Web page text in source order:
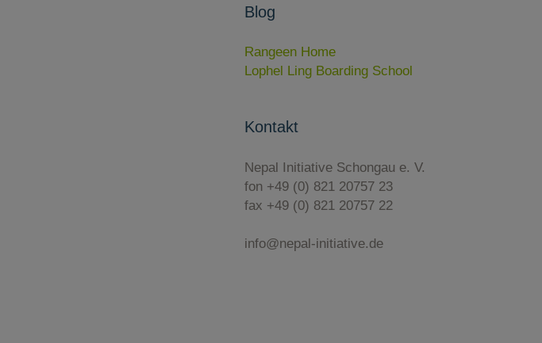
Blog
Rangeen Home
Lophel Ling Boarding School
Kontakt
Nepal Initiative Schongau e. V.
fon +49 (0) 821 20757 23
fax +49 (0) 821 20757 22
info@nepal-initiative.de